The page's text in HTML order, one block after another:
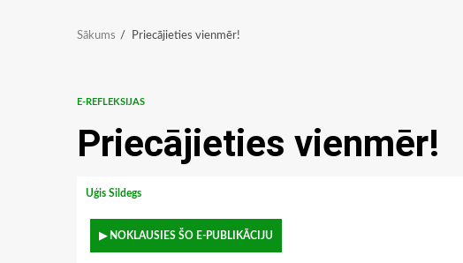
Sākums Priecājieties vienmēr!
E-REFLEKSIJAS
Priecājieties vienmēr!
Uģis Sildegs
▶ NOKLAUSIES ŠO E-PUBLIKĀCIJU